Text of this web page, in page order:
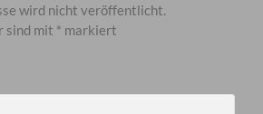
wird nicht veröffentlicht.
sind mit * markiert